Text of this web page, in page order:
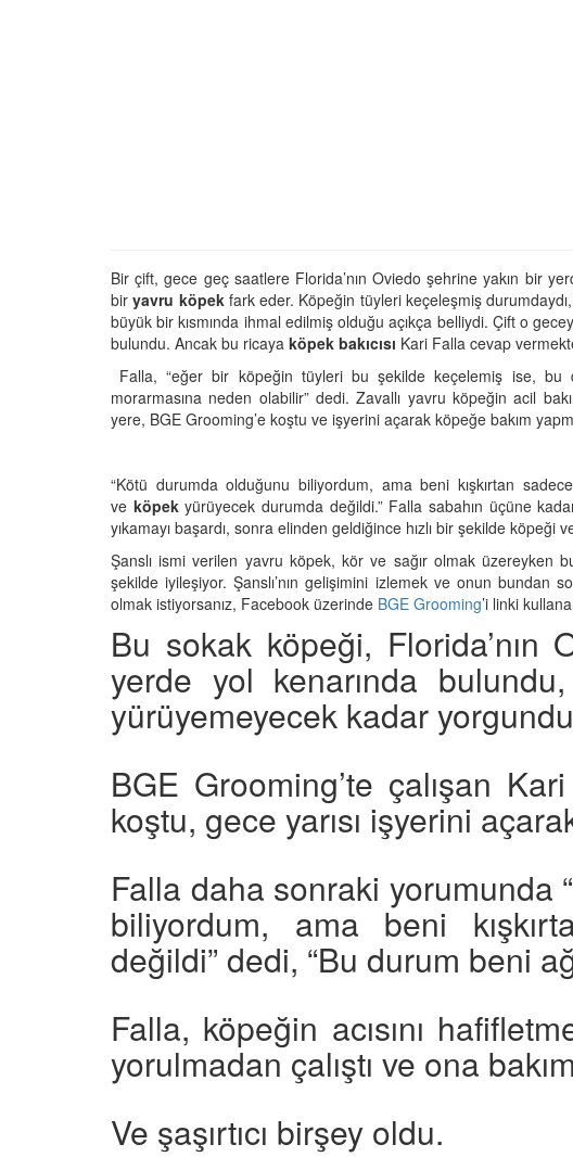
Bir çift, gece geç saatlere Florida’nın Oviedo şehrine yakın bir
biryavru köpek fark eder. Köpeğin tüyleri keçeleşmiş
büyük bir kısmında ihmal edilmiş olduğu açıkça belliydi. Çift o
bulundu. Ancak bu ricaya köpek bakıcısı Kari Falla cevap
Falla, “eğer bir köpeğin tüyleri bu şekilde keçelemiş ise, bu
morarmasına neden olabilir” dedi. Zavallı yavru köpeğin acil
yere, BGE Grooming’e koştu ve işyerini açarak köpeğe bakım
“Kötü durumda olduğunu biliyordum, ama beni kışkırtan
ve köpekyürüyecek durumda değildi.” Falla sabahın üçüne
yıkamayı başardı, sonra elinden geldiğince hızlı bir şekilde köpeği
Şanslı ismi verilen yavru köpek, kör ve sağır olmak üzereyken
şekilde iyileşiyor. Şanslı’nın gelişimini izlemek ve onun bundan
olmak istiyorsanız, Facebook üzerinde BGE Grooming’i linki
Bu sokak köpeği, Florida’nın
yerde yol kenarında
yürüyemeyecek kadar
BGE Grooming’te çalışan
koştu, gece yarısı işyerini
Falla daha sonraki yorumunda
biliyordum, ama beni
değildi” dedi, “Bu durum beni
Falla, köpeğin acısını
yorulmadan çalıştı ve ona
Ve şaşırtıcı birşey oldu.
Neler
Niyetli İnsanları
Boş Duvara
Ayrılık Anksiyetesi:
ve Etkili
Köpeklerden İnsanlara
Geçebilen Parazitler: Kapsamlı
23.10.2025
Çiftlik Kültürü: “Çoban
Köpeklerinin Sürülerdeki
Vazgeçilmez Rolü”
22.10.2025
Tarihte Askeri Köpekler ve
Görevleri: Savaş Meydanlarının
Dört Ayaklı Kahramanları
19.10.2025
Kulak İltihabı: Belirtileri ve
Tedavi Yöntemleri”
19.10.2025
Sağlıklı Zayıflama Yöntemleri
15.10.2025